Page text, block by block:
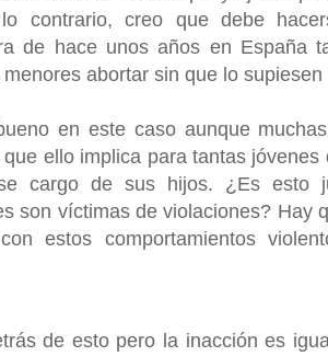
contrario, creo que debe
de hace unos años en España
abortar sin que lo supiesen
en este caso aunque
ello implica para tantas
cargo de sus hijos. ¿Es esto
son víctimas de violaciones? Hay
estos comportamientos
de esto pero la inacción es